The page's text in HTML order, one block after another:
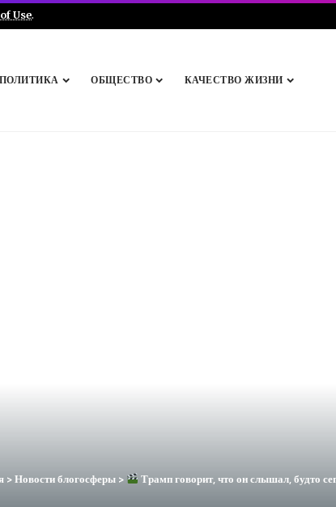
Use.
ПОЛИТИКА ОБЩЕСТВО КАЧЕСТВО ЖИЗНИ
>Новости блогосферы > Трамп говорит, что он слышал, будто